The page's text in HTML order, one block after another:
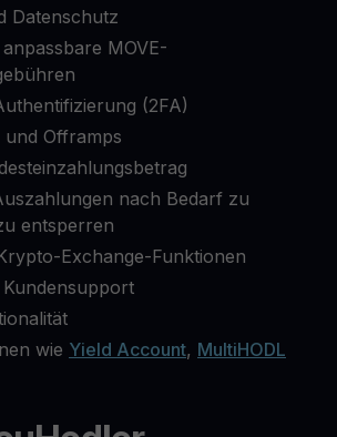
Datenschutz
MOVE-
(2FA)
und Offramps
nach Bedarf zu
entsperren
Exchange-Funktionen
wie Yield Account, MultiHODL